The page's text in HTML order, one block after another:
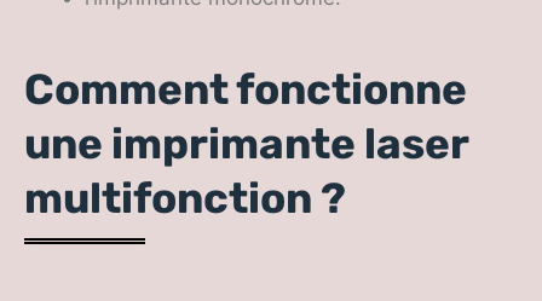
Comment fonctionne
une imprimante laser
multifonction ?